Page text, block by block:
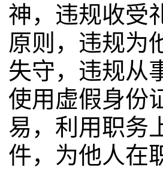
神，违规收受
原则，违规为
失守，违规从
使用虚假身份
易，利用职务
件，为他人在